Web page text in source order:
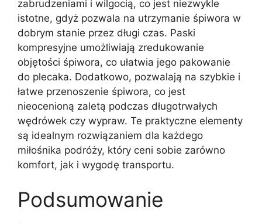
zabrudzeniami i wilgocią, co jest niezwykle
istotne, gdyż pozwala na utrzymanie śpiwora w
dobrym stanie przez długi czas. Paski
kompresyjne umożliwiają zredukowanie
objętości śpiwora, co ułatwia jego pakowanie
do plecaka. Dodatkowo, pozwalają na szybkie i
łatwe przenoszenie śpiwora, co jest
nieocenioną zaletą podczas długotrwałych
wędrówek czy wypraw. Te praktyczne elementy
są idealnym rozwiązaniem dla każdego
miłośnika podróży, który ceni sobie zarówno
komfort, jak i wygodę transportu.
Podsumowanie